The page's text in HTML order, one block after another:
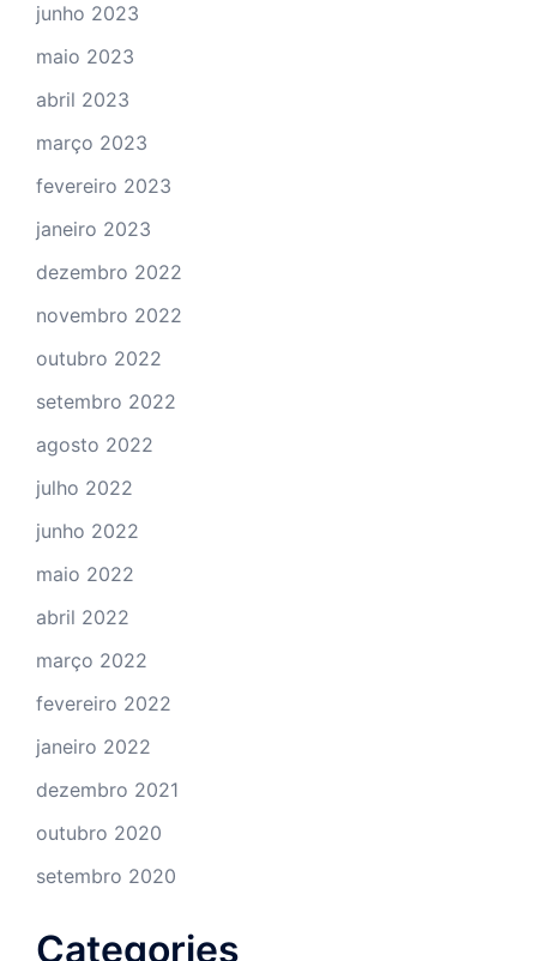
junho 2023
maio 2023
abril 2023
março 2023
fevereiro 2023
janeiro 2023
dezembro 2022
novembro 2022
outubro 2022
setembro 2022
agosto 2022
julho 2022
junho 2022
maio 2022
abril 2022
março 2022
fevereiro 2022
janeiro 2022
dezembro 2021
outubro 2020
setembro 2020
Categories